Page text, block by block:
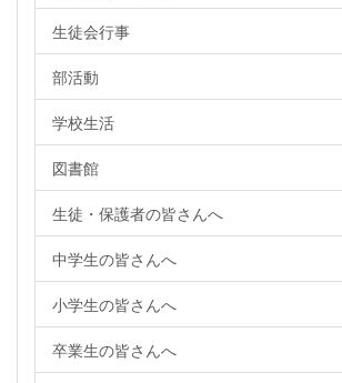
生徒会行事
部活動
学校生活
図書館
生徒・保護者の皆さんへ
中学生の皆さんへ
小学生の皆さんへ
卒業生の皆さんへ